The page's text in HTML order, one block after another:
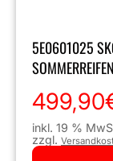
5E0601025
499,90
inkl. 19 %
zzgl.